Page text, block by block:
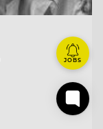
JOBS